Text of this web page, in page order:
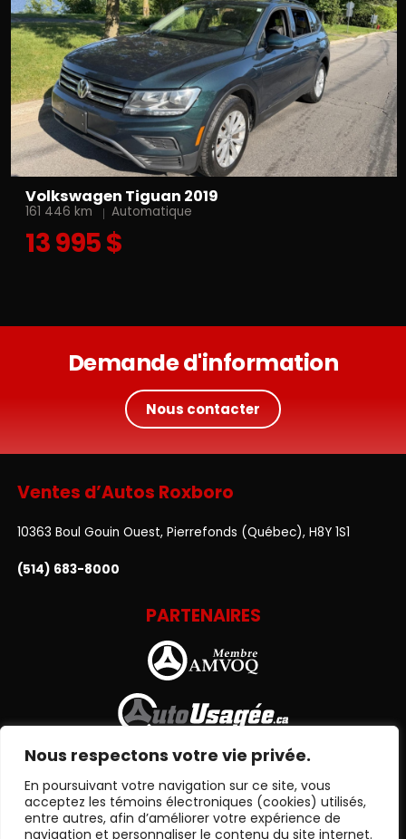
Nous respectons votre vie privée.
En poursuivant votre navigation sur ce site, vous
acceptez les témoins électroniques (cookies) utilisés,
entre autres, afin d’améliorer votre expérience de
navigation et personnaliser le contenu du site internet.
Volkswagen Tiguan 2019
161 446 km Automatique
13 995 $
Demande d'information
Nous contacter
Ventes d’Autos Roxboro
10363 Boul Gouin Ouest, Pierrefonds (Québec), H8Y 1S1
(514) 683-8000
PARTENAIRES